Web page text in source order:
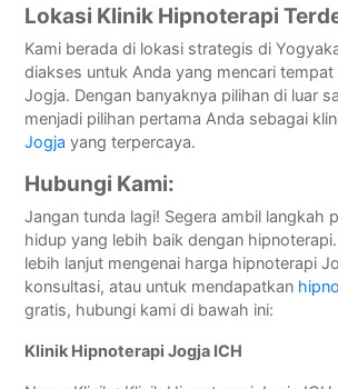
Lokasi Klinik Hipnoterapi
Kami berada di lokasi strategis di
diakses untuk Anda yang mencari
Jogja. Dengan banyaknya pilihan di luar
menjadi pilihan pertama Anda sebagai
Jogja yang terpercaya.
Hubungi Kami:
Jangan tunda lagi! Segera ambil langkah
hidup yang lebih baik dengan
lebih lanjut mengenai harga hipnoterapi
konsultasi, atau untuk mendapatkan
gratis, hubungi kami di bawah ini:
Klinik Hipnoterapi Jogja ICH